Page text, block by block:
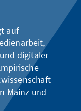
auf
digitaler
Mainz und